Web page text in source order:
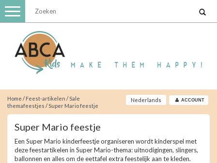
Toggle
navigation
Home / Feest-artikelen / Sale
themafeestjes / Super Mario feestje
Nederlands ACCOUNT
Super Mario feestje
Een Super Mario kinderfeestje organiseren wordt kinderspel met
deze feestartikelen in Super Mario-thema: uitnodigingen, slingers,
ballonnen en alles om de eettafel extra feestelijk aan te kleden.